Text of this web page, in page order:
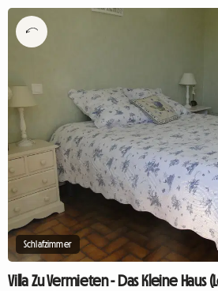
Schlafzimmer
Villa Zu Vermieten - Das Kleine Haus